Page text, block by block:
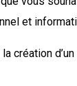
et
création